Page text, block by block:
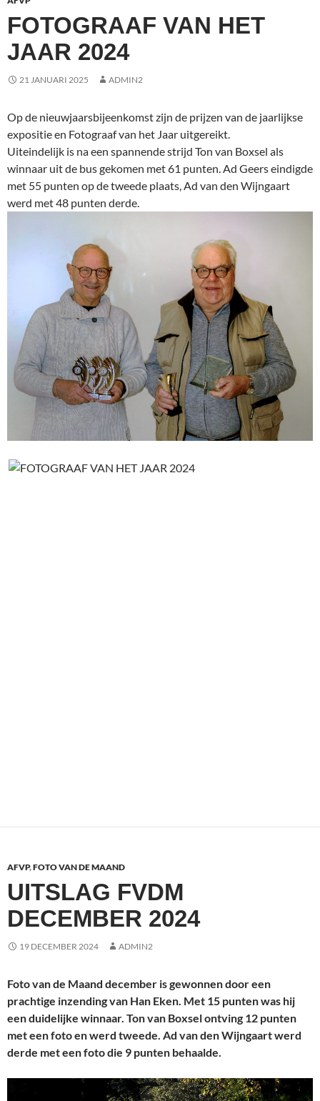
FOTOGRAAF VAN HET
JAAR 2024
21 JANUARI 2025 ADMIN2
Op de nieuwjaarsbijeenkomst zijn de prijzen van de jaarlijkse
expositie en Fotograaf van het Jaar uitgereikt.
Uiteindelijk is na een spannende strijd Ton van Boxsel als
winnaar uit de bus gekomen met 61 punten. Ad Geers eindigde
met 55 punten op de tweede plaats, Ad van den Wijngaart
werd met 48 punten derde.
AFVP,FOTO VAN DE MAAND
UITSLAG FVDM
DECEMBER 2024
19 DECEMBER 2024 ADMIN2
Foto van de Maand december is gewonnen door een
prachtige inzending van Han Eken. Met 15 punten was hij
een duidelijke winnaar. Ton van Boxsel ontving 12 punten
met een foto en werd tweede. Ad van den Wijngaart werd
derde met een foto die 9 punten behaalde.